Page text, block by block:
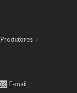
Produtores
E-mail